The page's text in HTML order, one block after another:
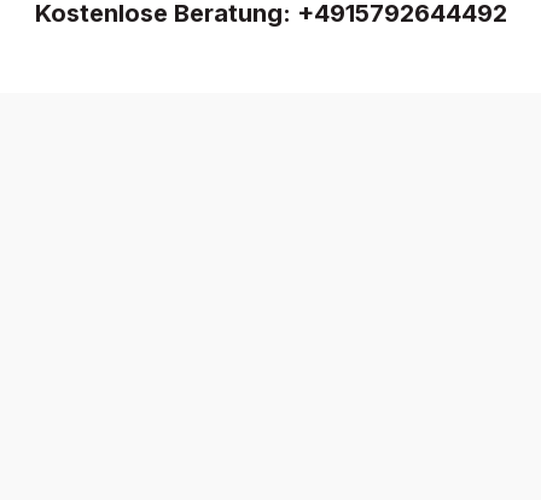
Kostenlose Beratung: +4915792644492